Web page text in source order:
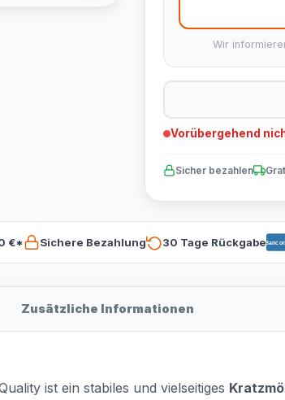
Wir
Vorübergehend
Sicher bezahlen
€* Sichere Bezahlung 30 Tage Rückgabe
Zusätzliche Informationen
ist ein stabiles und vielseitiges